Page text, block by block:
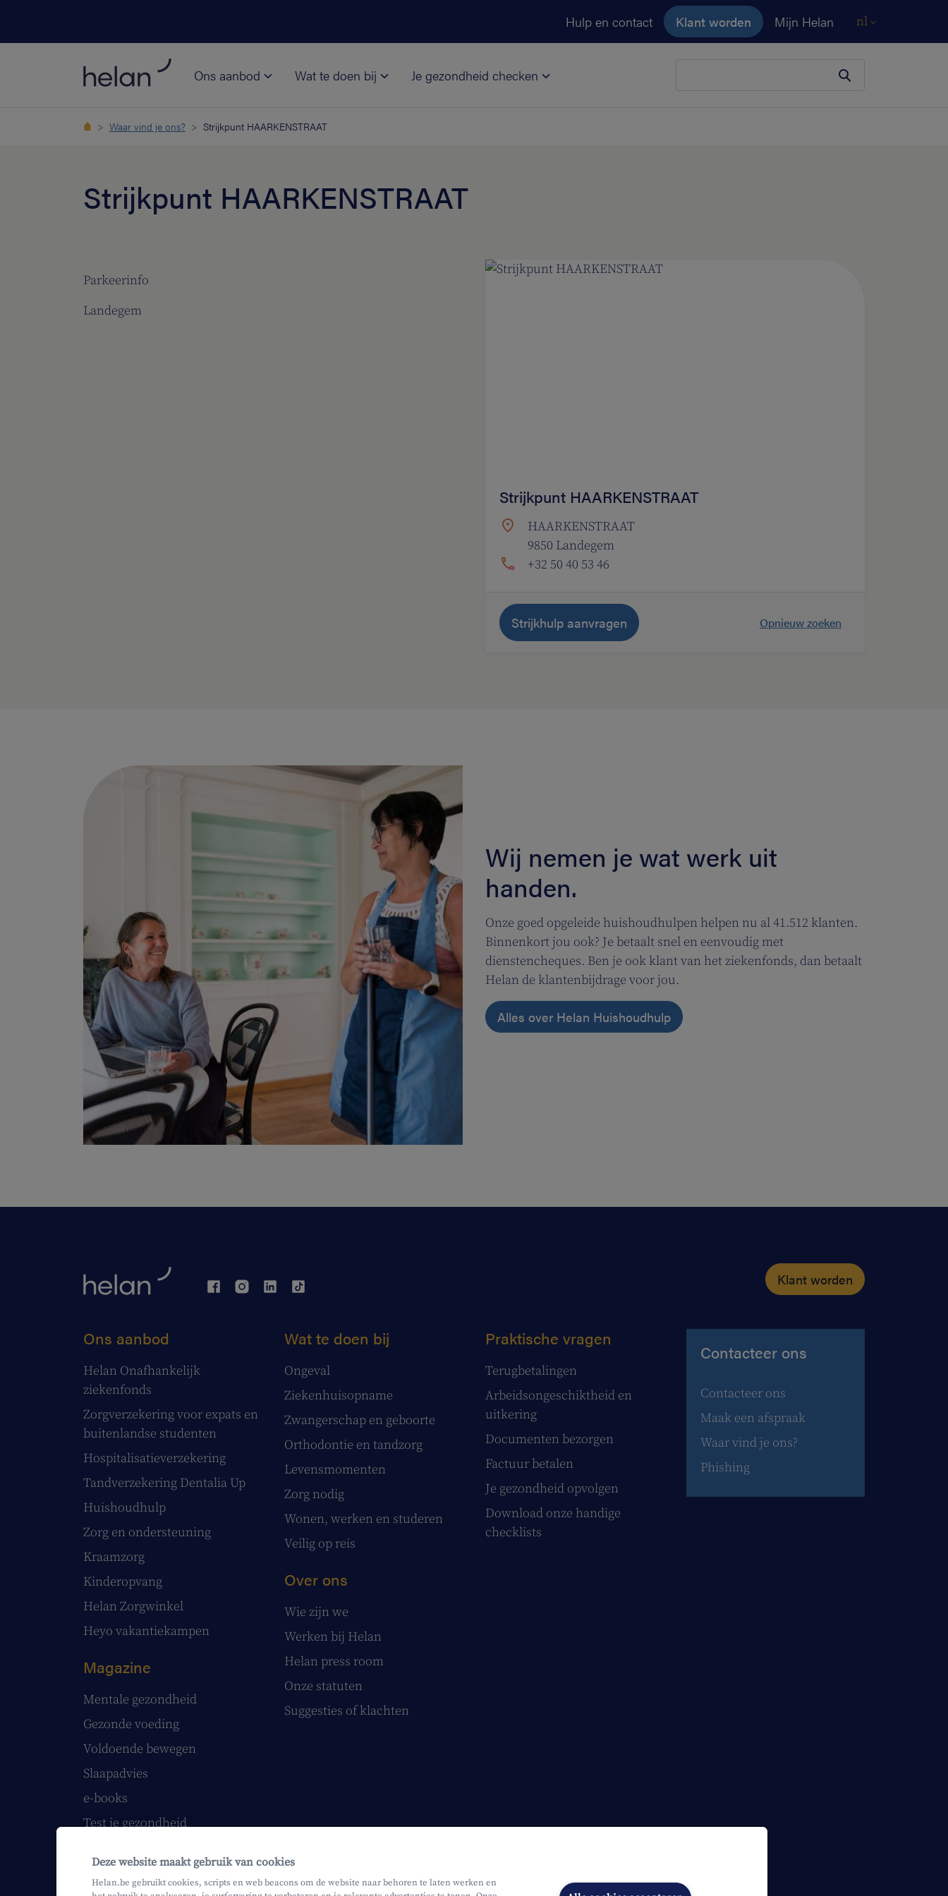
Hulp en contact Klant worden Mijn Helan nl
Ons aanbod Wat te doen bij Je gezondheid checken
Waar vind je ons? Strijkpunt HAARKENSTRAAT
Strijkpunt HAARKENSTRAAT
Parkeerinfo
Landegem
Strijkpunt HAARKENSTRAAT
HAARKENSTRAAT
9850 Landegem
+32 50 40 53 46
Strijkhulp aanvragen Opnieuw zoeken
Wij nemen je wat werk uit
handen.
Onze goed opgeleide huishoudhulpen helpen nu al 41.512 klanten.
Binnenkort jou ook? Je betaalt snel en eenvoudig met
dienstencheques. Ben je ook klant van het ziekenfonds, dan betaalt
Helan de klantenbijdrage voor jou.
Alles over Helan Huishoudhulp
Klant worden
Ons aanbod
Helan Onafhankelijk
ziekenfonds
Zorgverzekering voor expats en
buitenlandse studenten
Hospitalisatieverzekering
Tandverzekering Dentalia Up
Huishoudhulp
Zorg en ondersteuning
Kraamzorg
Kinderopvang
Helan Zorgwinkel
Heyo vakantiekampen
Magazine
Mentale gezondheid
Gezonde voeding
Voldoende bewegen
Slaapadvies
e-books
Test je gezondheid
Helan printmagazine
Wat te doen bij
Ongeval
Ziekenhuisopname
Zwangerschap en geboorte
Orthodontie en tandzorg
Levensmomenten
Zorg nodig
Wonen, werken en studeren
Veilig op reis
Over ons
Wie zijn we
Werken bij Helan
Helan press room
Onze statuten
Suggesties of klachten
Praktische vragen
Terugbetalingen
Arbeidsongeschiktheid en
uitkering
Documenten bezorgen
Factuur betalen
Je gezondheid opvolgen
Download onze handige
checklists
Contacteer ons
Contacteer ons
Maak een afspraak
Waar vind je ons?
Phishing
Deze website maakt gebruik van cookies
Helan.be gebruikt cookies, scripts en web beacons om de website naar behoren te laten werken en